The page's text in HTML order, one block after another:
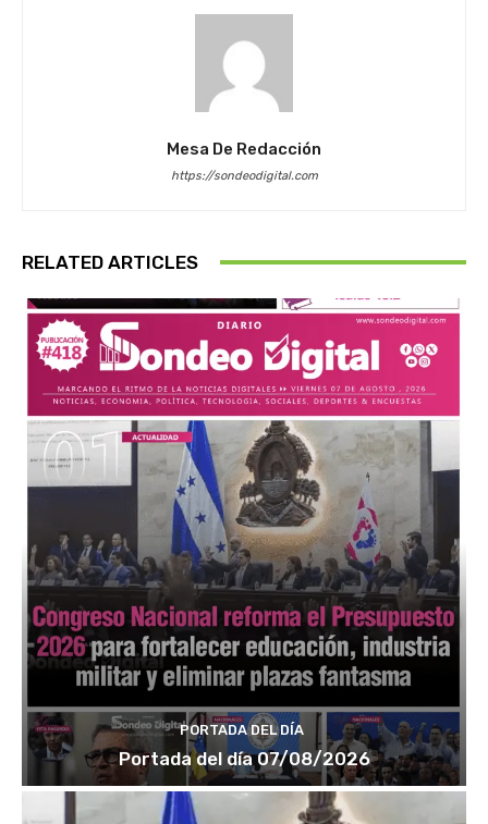
Mesa De Redacción
https://sondeodigital.com
RELATED ARTICLES
PORTADA DEL DÍA
Portada del día 07/08/2026